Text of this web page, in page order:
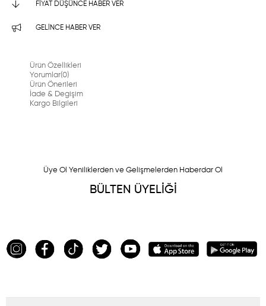
FIYAT DÜŞÜNCE HABER VER
GELINCE HABER VER
Ürün Özellikleri
Yorumlar(0)
Ürün Önerileri
İade & Degişim
Kargo Bilgileri
Üye Ol Yeniliklerden ve Gelişmelerden Haberdar Ol
BÜLTEN ÜYELİĞİ